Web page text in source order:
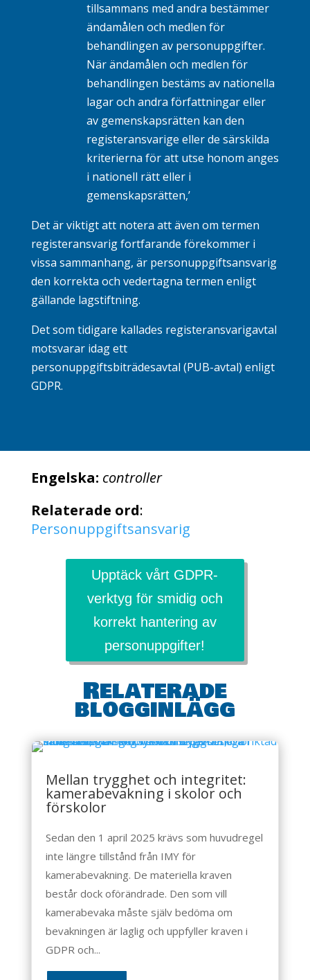
tillsammans med andra bestämmer
ändamålen och medlen för
behandlingen av personuppgifter.
När ändamålen och medlen för
behandlingen bestäms av nationella
lagar och andra författningar eller
av gemenskapsrätten kan den
registeransvarige eller de särskilda
kriterierna för att utse honom anges
i nationell rätt eller i
gemenskapsrätten,’
Det är viktigt att notera att även om termen
registeransvarig fortfarande förekommer i
vissa sammanhang, är personuppgiftsansvarig
den korrekta och vedertagna termen enligt
gällande lagstiftning.
Det som tidigare kallades registeransvarigavtal
motsvarar idag ett
personuppgiftsbiträdesavtal (PUB-avtal) enligt
GDPR.
Engelska: controller
Relaterade ord:
Personuppgiftsansvarig
Upptäck vårt GDPR-
verktyg för smidig och
korrekt hantering av
personuppgifter!
Relaterade
blogginlägg
Mellan trygghet och integritet:
kamerabevakning i skolor och
förskolor
Sedan den 1 april 2025 krävs som huvudregel
inte längre tillstånd från IMY för
kamerabevakning. De materiella kraven
består dock oförändrade. Den som vill
kamerabevaka måste själv bedöma om
bevakningen är laglig och uppfyller kraven i
GDPR och...